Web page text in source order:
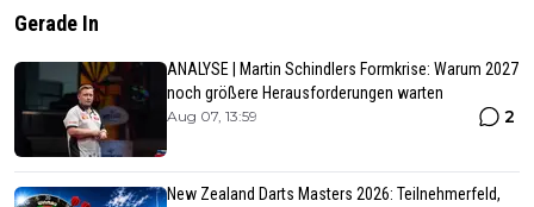
Gerade In
ANALYSE | Martin Schindlers Formkrise: Warum 2027
noch größere Herausforderungen warten
Aug 07, 13:59 2
New Zealand Darts Masters 2026: Teilnehmerfeld,